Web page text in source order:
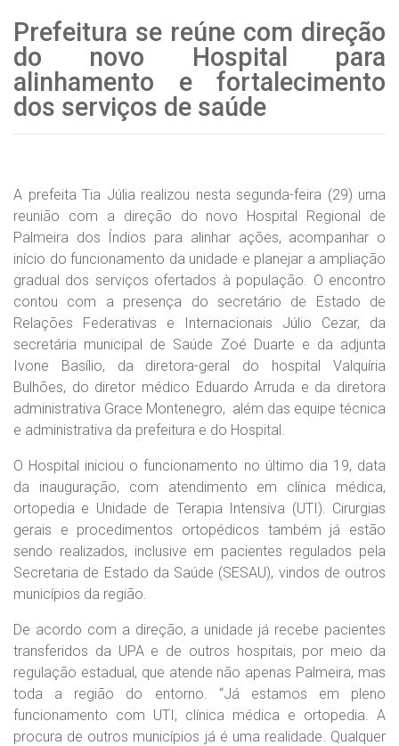
Prefeitura se reúne com direção
do novo Hospital para
alinhamento e fortalecimento
dos serviços de saúde
A prefeita Tia Júlia realizou nesta segunda-feira (29) uma
reunião com a direção do novo Hospital Regional de
Palmeira dos Índios para alinhar ações, acompanhar o
início do funcionamento da unidade e planejar a ampliação
gradual dos serviços ofertados à população. O encontro
contou com a presença do secretário de Estado de
Relações Federativas e Internacionais Júlio Cezar, da
secretária municipal de Saúde Zoé Duarte e da adjunta
Ivone Basílio, da diretora-geral do hospital Valquíria
Bulhões, do diretor médico Eduardo Arruda e da diretora
administrativa Grace Montenegro, além das equipe técnica
e administrativa da prefeitura e do Hospital.
O Hospital iniciou o funcionamento no último dia 19, data
da inauguração, com atendimento em clínica médica,
ortopedia e Unidade de Terapia Intensiva (UTI). Cirurgias
gerais e procedimentos ortopédicos também já estão
sendo realizados, inclusive em pacientes regulados pela
Secretaria de Estado da Saúde (SESAU), vindos de outros
municípios da região.
De acordo com a direção, a unidade já recebe pacientes
transferidos da UPA e de outros hospitais, por meio da
regulação estadual, que atende não apenas Palmeira, mas
toda a região do entorno. “Já estamos em pleno
funcionamento com UTI, clínica médica e ortopedia. A
procura de outros municípios já é uma realidade. Qualquer